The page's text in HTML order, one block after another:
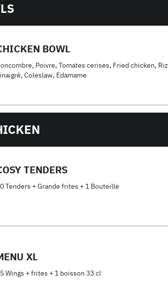
BOWL
Poivre, Tomates cerises, Fried chicken, Riz
Coleslaw, Edamame
TENDERS
Tenders + Grande frites + 1 Bouteille
XL
Wings + frites + 1 boisson 33 cl